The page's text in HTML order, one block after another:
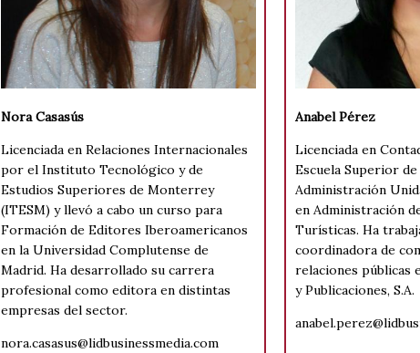
Nora Casasús
Licenciada en Relaciones Internacionales
por el Instituto Tecnológico y de
Estudios Superiores de Monterrey
(ITESM) y llevó a cabo un curso para
Formación de Editores Iberoamericanos
en la Universidad Complutense de
Madrid. Ha desarrollado su carrera
profesional como editora en distintas
empresas del sector.
nora.casasus@lidbusinessmedia.com
Anabel Pérez
Licenciada en
Escuela Superior
Administración
en Administración
Turísticas. Ha
coordinadora de
relaciones públicas
y Publicaciones, S.A.